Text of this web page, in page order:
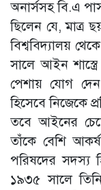
অনার্সসহ বি.এ
ছিলেন যে, মাত্র
বিশ্ববিদ্যালয়
সালে আইন
পেশায় যোগ
হিসেবে নিজেকে
​তবে আইনের
তাঁকে বেশি
পরিষদের সদস্য
১৯৩৫ সালে